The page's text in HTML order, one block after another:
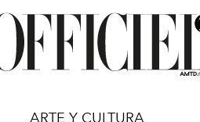
ARTE Y CULTURA